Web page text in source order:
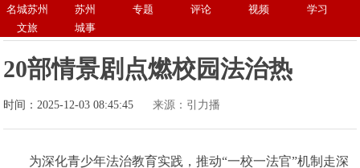
名城苏州 苏州 专题 评论 视频
学习
文旅
城事
20部情景剧点燃校园法治热
时间：2025-12-03 08:45:45 来源：引力播
为深化青少年法治教育实践，推动“一校一法官”机制走深